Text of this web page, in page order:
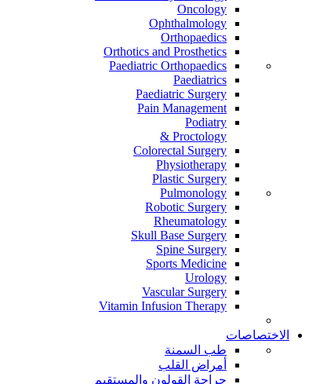
Oncology
Ophthalmology
Orthopaedics
Orthotics and Prosthetics
Paediatric Orthopaedics
Paediatrics
Paediatric Surgery
Pain Management
Podiatry
Proctology &
Colorectal Surgery
Physiotherapy
Plastic Surgery
Pulmonology
Robotic Surgery
Rheumatology
Skull Base Surgery
Spine Surgery
Sports Medicine
Urology
Vascular Surgery
Vitamin Infusion Therapy
الاختصاصات
طب السمنة
أمراض القلب
جراحة القولون والمستقيم